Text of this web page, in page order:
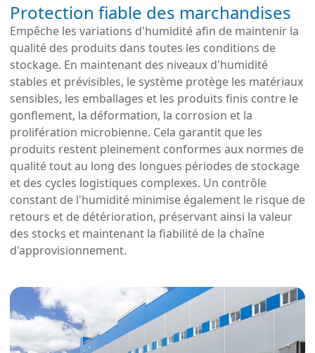
Protection fiable des marchandises
Empêche les variations d'humidité afin de maintenir la
qualité des produits dans toutes les conditions de
stockage. En maintenant des niveaux d'humidité
stables et prévisibles, le système protège les matériaux
sensibles, les emballages et les produits finis contre le
gonflement, la déformation, la corrosion et la
prolifération microbienne. Cela garantit que les
produits restent pleinement conformes aux normes de
qualité tout au long des longues périodes de stockage
et des cycles logistiques complexes. Un contrôle
constant de l'humidité minimise également le risque de
retours et de détérioration, préservant ainsi la valeur
des stocks et maintenant la fiabilité de la chaîne
d'approvisionnement.